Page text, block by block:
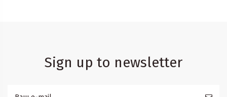
Sign up to newsletter